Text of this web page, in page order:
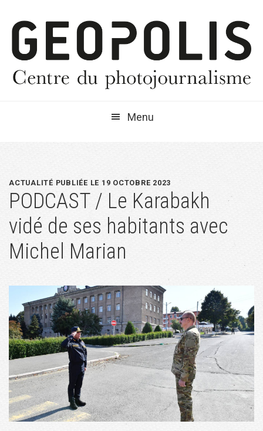
navigation
principale
contenu
principal
barre
latérale
Menu
ACTUALITÉ PUBLIÉE LE 19 OCTOBRE 2023
PODCAST / Le Karabakh
vidé de ses habitants avec
Michel Marian